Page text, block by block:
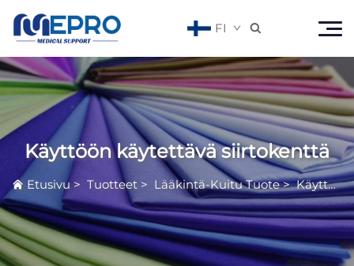
FI 
Käyttöön käytettävä siirtokenttä
Etusivu> Tuotteet > Lääkintä-Kuitu Tuote>Käyttöön käytettävä siirtokenttä